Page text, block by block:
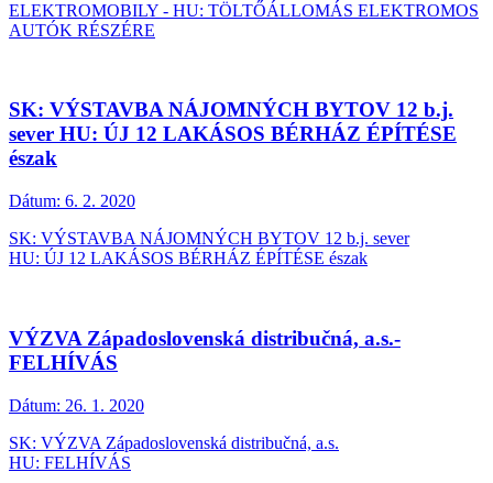
ELEKTROMOBILY - HU: TÖLTŐÁLLOMÁS ELEKTROMOS
AUTÓK RÉSZÉRE
SK: VÝSTAVBA NÁJOMNÝCH BYTOV 12 b.j.
sever HU: ÚJ 12 LAKÁSOS BÉRHÁZ ÉPÍTÉSE
észak
Dátum: 6. 2. 2020
SK: VÝSTAVBA NÁJOMNÝCH BYTOV 12 b.j. sever
HU: ÚJ 12 LAKÁSOS BÉRHÁZ ÉPÍTÉSE észak
VÝZVA Západoslovenská distribučná, a.s.-
FELHÍVÁS
Dátum: 26. 1. 2020
SK: VÝZVA Západoslovenská distribučná, a.s.
HU: FELHÍVÁS